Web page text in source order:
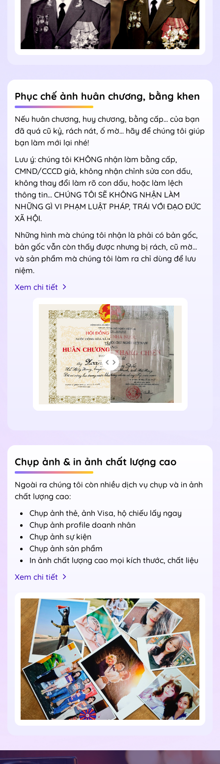
Phục chế ảnh huân chương, bằng khen
Nếu huân chương, huy chương, bằng cấp... của bạn
đã quá cũ kỷ, rách nát, ố mờ... hãy để chúng tôi giúp
bạn làm mới lại nhé!
Lưu ý: chúng tôi KHÔNG nhận làm bằng cấp,
CMND/CCCD giả, không nhận chỉnh sửa con dấu,
không thay đổi làm rõ con dấu, hoặc làm lệch
thông tin... CHÚNG TÔI SẼ KHÔNG NHẬN LÀM
NHỮNG GÌ VI PHẠM LUẬT PHÁP, TRÁI VỚI ĐẠO ĐỨC
XÃ HỘI.
Những hình mà chúng tôi nhận là phải có bản gốc,
bản gốc vẫn còn thấy được nhưng bị rách, cũ mờ...
và sản phẩm mà chúng tôi làm ra chỉ dùng để lưu
niệm.
Xem chi tiết
Chụp ảnh & in ảnh chất lượng cao
Ngoài ra chúng tôi còn nhiều dịch vụ chụp và in ảnh
chất lượng cao:
Chụp ảnh thẻ, ảnh Visa, hộ chiếu lấy ngay
Chụp ảnh profile doanh nhân
Chụp ảnh sự kiện
Chụp ảnh sản phẩm
In ảnh chất lượng cao mọi kích thước, chất liệu
Xem chi tiết